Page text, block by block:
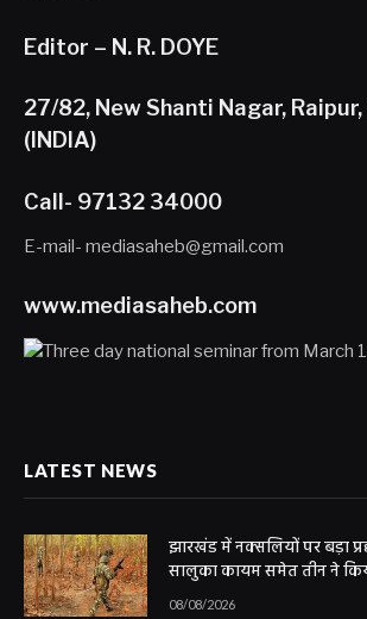
Editor – N. R. DOYE
27/82, New Shanti Nagar,
(INDIA)
Call- 97132 34000
E-mail- mediasaheb@gmail.com
www.mediasaheb.com
LATEST NEWS
झारखंड में नक्सलियों पर बड़ा
सालुका कायम समेत तीन ने
08/08/2026